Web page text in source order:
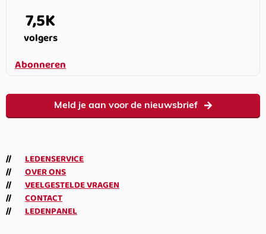
7,5K
volgers
Abonneren
Meld je aan voor de nieuwsbrief
LEDENSERVICE
OVER ONS
VEELGESTELDE VRAGEN
CONTACT
LEDENPANEL